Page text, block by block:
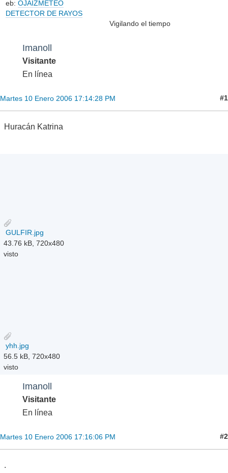
eb: OJAIZMETEO
DETECTOR DE RAYOS
Vigilando el tiempo
Imanoll
Visitante
En línea
Martes 10 Enero 2006 17:14:28 PM #1
Huracán Katrina
GULFIR.jpg
43.76 kB, 720x480
visto
yhh.jpg
56.5 kB, 720x480
visto
Imanoll
Visitante
En línea
Martes 10 Enero 2006 17:16:06 PM #2
.